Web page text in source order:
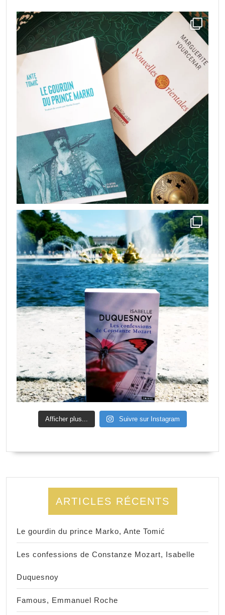
Afficher plus... Suivre sur Instagram
ARTICLES RÉCENTS
Le gourdin du prince Marko, Ante Tomić
Les confessions de Constanze Mozart, Isabelle
Duquesnoy
Famous, Emmanuel Roche